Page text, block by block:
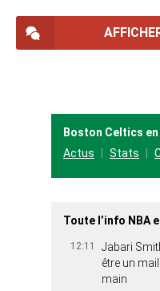
Boston Celtics
Actus
Stats
Toute l’info NBA
12:11
Jabari
être un
main